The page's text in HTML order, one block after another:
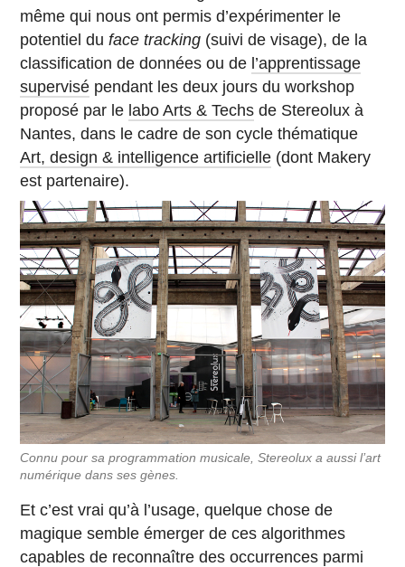
même qui nous ont permis d’expérimenter le
potentiel duface tracking (suivi de visage), de la
classification de données ou de l’apprentissage
supervisé pendant les deux jours du workshop
proposé par le labo Arts & Techs de Stereolux à
Nantes, dans le cadre de son cycle thématique
Art, design & intelligence artificielle (dont Makery
est partenaire).
Connu pour sa programmation musicale, Stereolux a aussi l’art
numérique dans ses gènes.
Et c’est vrai qu’à l’usage, quelque chose de
magique semble émerger de ces algorithmes
capables de reconnaître des occurrences parmi